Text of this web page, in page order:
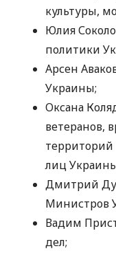
культуры,
Юлия
политики
Арсен
Украины;
Оксана
ветеранов,
лиц
Дмитрий
Министров
Вадим
дел;